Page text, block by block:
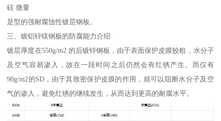
硅 微量
是型的强耐腐蚀性镀层钢板。
三、镀铝锌镁钢板的防腐能力介绍
镀层厚度在550g/m2 的后镀锌钢板，由于表面保护皮膜较粗，水分子
及空气容易渗入，故在一段时间之后仍然会有红锈产生。而仅有
90g/m2的SD，由于其致密保护皮膜的作用，就可以阻断水分子及空
气的渗入，避免红锈的继续发生，从而达到更高的耐腐水平。